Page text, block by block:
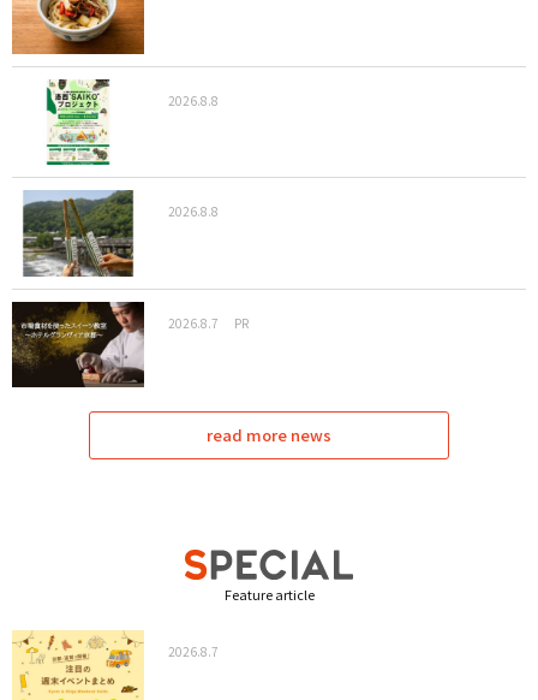
2026.8.8
2026.8.8
2026.8.7 PR
read more news
Feature article
2026.8.7